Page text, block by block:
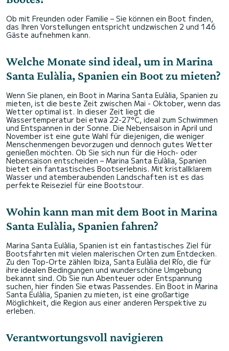
Ob mit Freunden oder Familie – Sie können ein Boot finden,
das Ihren Vorstellungen entspricht undzwischen 2 und 146
Gäste aufnehmen kann.
Welche Monate sind ideal, um in Marina
Santa Eulàlia, Spanien ein Boot zu mieten?
Wenn Sie planen, ein Boot in Marina Santa Eulàlia, Spanien zu
mieten, ist die beste Zeit zwischen Mai - Oktober, wenn das
Wetter optimal ist. In dieser Zeit liegt die
Wassertemperatur bei etwa 22-27°C, ideal zum Schwimmen
und Entspannen in der Sonne. Die Nebensaison in April und
November ist eine gute Wahl für diejenigen, die weniger
Menschenmengen bevorzugen und dennoch gutes Wetter
genießen möchten. Ob Sie sich nun für die Hoch- oder
Nebensaison entscheiden – Marina Santa Eulàlia, Spanien
bietet ein fantastisches Bootserlebnis. Mit kristallklarem
Wasser und atemberaubenden Landschaften ist es das
perfekte Reiseziel für eine Bootstour.
Wohin kann man mit dem Boot in Marina
Santa Eulàlia, Spanien fahren?
Marina Santa Eulàlia, Spanien ist ein fantastisches Ziel für
Bootsfahrten mit vielen malerischen Orten zum Entdecken.
Zu den Top-Orte zählen Ibiza, Santa Eulàlia del Río, die für
ihre idealen Bedingungen und wunderschöne Umgebung
bekannt sind. Ob Sie nun Abenteuer oder Entspannung
suchen, hier finden Sie etwas Passendes. Ein Boot in Marina
Santa Eulàlia, Spanien zu mieten, ist eine großartige
Möglichkeit, die Region aus einer anderen Perspektive zu
erleben.
Verantwortungsvoll navigieren